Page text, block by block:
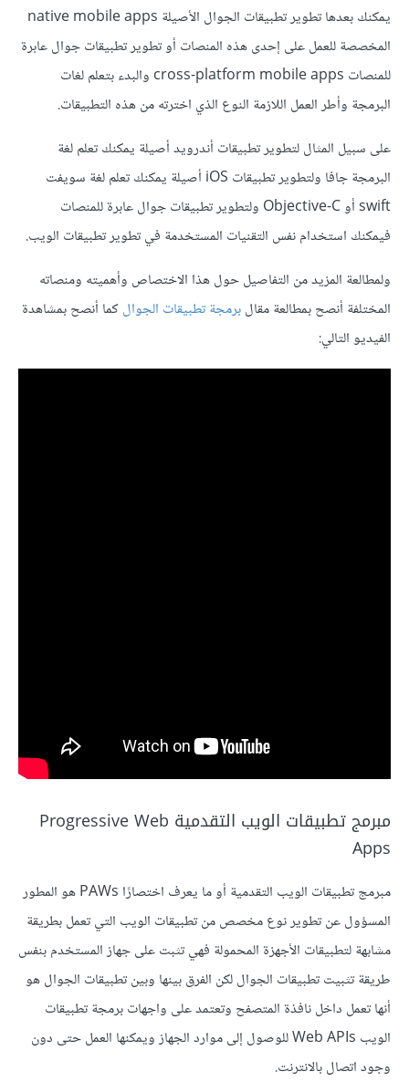
يمكنك بعدها تطوير تطبيقات الجوال الأصيلة native mobile apps
المخصصة للعمل على إحدى هذه المنصات أو تطوير تطبيقات جوال عابرة
للمنصات cross-platform mobile apps والبدء بتعلم لغات
البرمجة وأطر العمل اللازمة النوع الذي اخترته من هذه التطبيقات.
على سبيل المثال لتطوير تطبيقات أندرويد أصيلة يمكنك تعلم لغة
البرمجة جافا ولتطوير تطبيقات iOS أصيلة يمكنك تعلم لغة سويفت
swift أو Objective-C ولتطوير تطبيقات جوال عابرة للمنصات
فيمكنك استخدام نفس التقنيات المستخدمة في تطوير تطبيقات الويب.
ولمطالعة المزيد من التفاصيل حول هذا الاختصاص وأهميته ومنصاته
المختلفة أنصح بمطالعة مقالبرمجة تطبيقات الجوالكما أنصح بمشاهدة
الفيديو التالي:
مبرمج تطبيقات الويب التقدمية Progressive Web
Apps
مبرمج تطبيقات الويب التقدمية أو ما يعرف اختصارًا PAWs هو المطور
المسؤول عن تطوير نوع مخصص من تطبيقات الويب التي تعمل بطريقة
مشابهة لتطبيقات الأجهزة المحمولة فهي تثبت على جهاز المستخدم بنفس
طريقة تثبيت تطبيقات الجوال لكن الفرق بينها وبين تطبيقات الجوال هو
أنها تعمل داخل نافذة المتصفح وتعتمد على واجهات برمجة تطبيقات
الويب Web APIs للوصول إلى موارد الجهاز ويمكنها العمل حتى دون
وجود اتصال بالانترنت.